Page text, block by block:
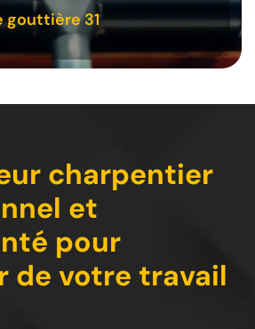
gouttière 31
charpentier
et
pour
de votre travail